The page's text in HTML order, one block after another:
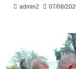
admin2 07/08/